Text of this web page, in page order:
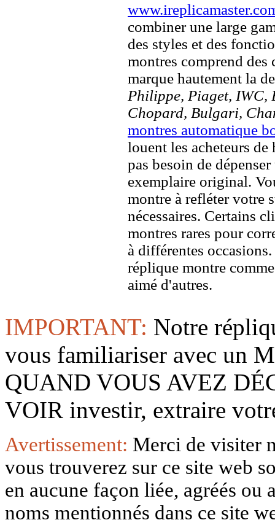
combiner une large
des styles et des
montres comprend des
marque hautement la
Philippe, Piaget, IWC,
Chopard, Bulgari,
montres automatique
louent les acheteurs
pas besoin de
exemplaire original.
montre à refléter votre
nécessaires. Certains
montres rares pour
à différentes
réplique montre
aimé d'autres.
IMPORTANT: Notre
vous familiariser avec un
QUAND VOUS AVEZ
VOIR investir, extraire
Avertissement: Merci de visiter
vous trouverez sur ce site web
en aucune façon liée, agréés
noms mentionnés dans ce site